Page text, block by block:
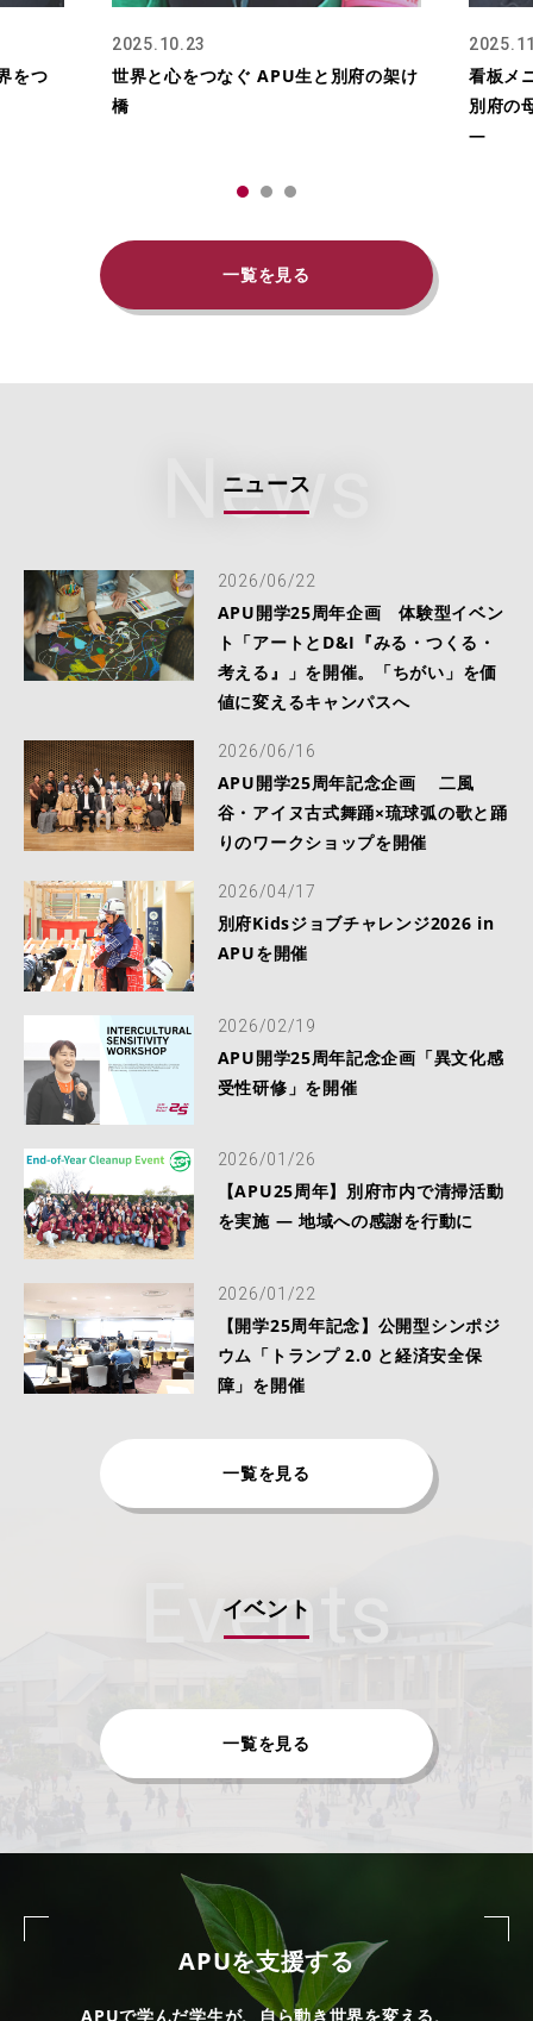
をつ
2025.10.23
世界と心をつなぐ APU生と別府の架け
橋
看板メ
別府の
―
一覧を見る
ニュース
News
2026/06/22
APU開学25周年企画 体験型イベン
ト「アートとD&I『みる・つくる・
考える』」を開催。「ちがい」を価
値に変えるキャンパスへ
2026/06/16
APU開学25周年記念企画 二風
谷・アイヌ古式舞踊×琉球弧の歌と踊
りのワークショップを開催
2026/04/17
別府Kidsジョブチャレンジ2026 in
APUを開催
2026/02/19
APU開学25周年記念企画「異文化感
受性研修」を開催
2026/01/26
【APU25周年】別府市内で清掃活動
を実施 ― 地域への感謝を行動に
2026/01/22
【開学25周年記念】公開型シンポジ
ウム「トランプ 2.0 と経済安全保
障」を開催
一覧を見る
イベント
Events
一覧を見る
APUを支援する
APUで学んだ学生が、自ら動き世界を変える、